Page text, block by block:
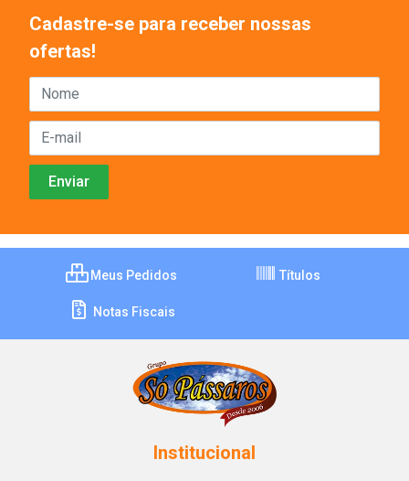
Cadastre-se para receber nossas
ofertas!
Meus Pedidos Títulos
Notas Fiscais
Institucional